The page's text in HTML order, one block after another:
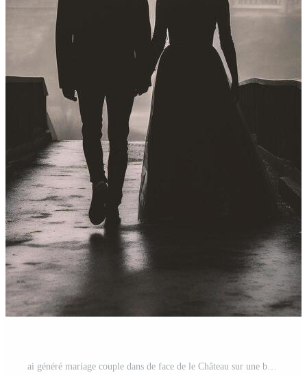
ai généré mariage couple dans de face de le Château sur une brumeux journée Photo Gratuite